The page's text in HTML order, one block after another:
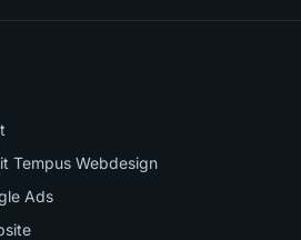
Tempus Webdesign
Ads